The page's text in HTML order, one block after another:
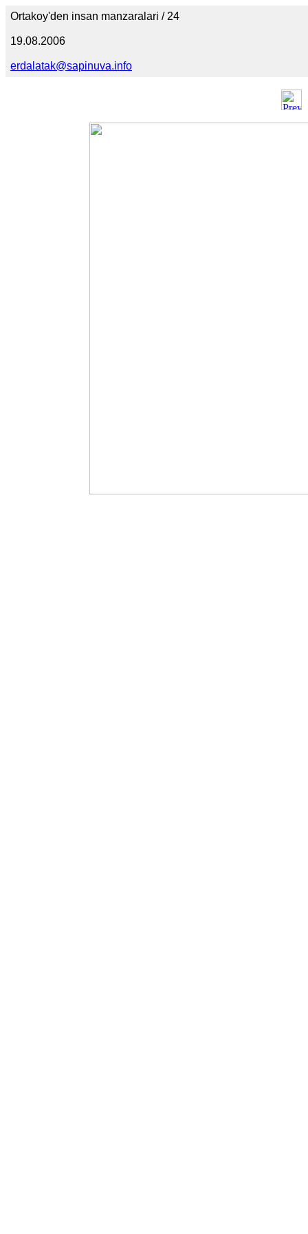
Ortakoy'den insan manzaralari / 24
19.08.2006
erdalatak@sapinuva.info